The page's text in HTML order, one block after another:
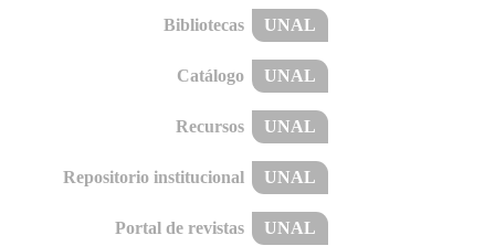
Bibliotecas UNAL
Catálogo UNAL
Recursos UNAL
Repositorio institucional UNAL
Portal de revistas UNAL